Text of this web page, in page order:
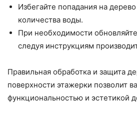
Избегайте попадания на
количества воды.
При необходимости
следуя инструкциям
Правильная обработка и защита
поверхности этажерки позволит
функциональностью и эстетикой